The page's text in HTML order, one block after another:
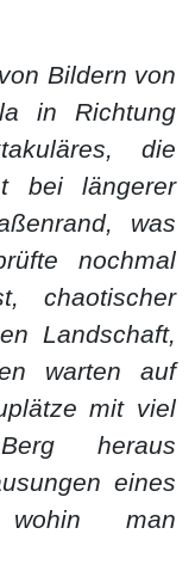
Bildern von
in Richtung
die
bei längerer
was
nochmal
chaotischer
Landschaft,
warten auf
mit viel
heraus
eines
wohin man